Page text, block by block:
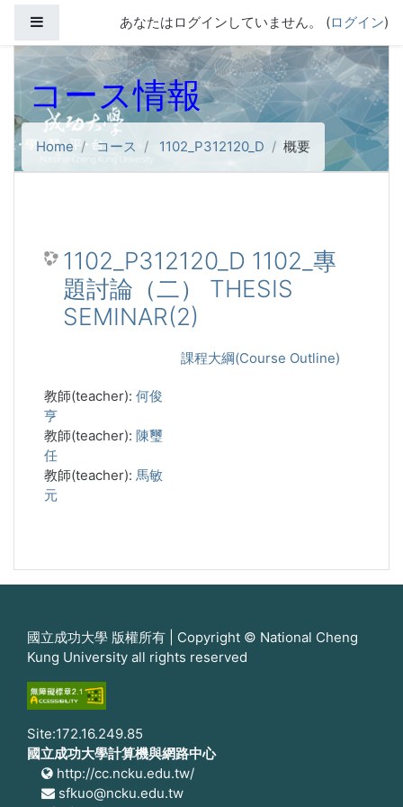
サイドパネルあなたはログインしていません。 (ログイン)
コース情報
Home コース 1102_P312120_D 概要
1102_P312120_D 1102_專
題討論（二） THESIS
SEMINAR(2)
課程大綱(Course Outline)
教師(teacher): 何俊
亨
教師(teacher): 陳璽
任
教師(teacher): 馬敏
元
國立成功大學 版權所有 | Copyright © National Cheng
Kung University all rights reserved
Site:172.16.249.85
國立成功大學計算機與網路中心
http://cc.ncku.edu.tw/
sfkuo@ncku.edu.tw